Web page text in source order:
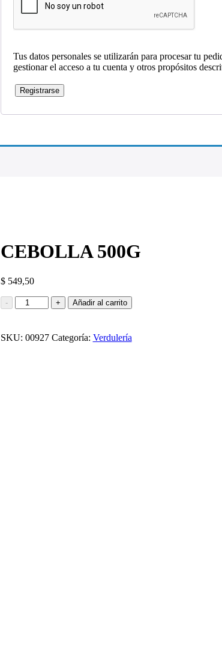
Tus datos personales se utilizarán para procesar tu
gestionar el acceso a tu cuenta y otros propósitos
Registrarse
CEBOLLA 500G
$549,50
-
CEBOLLA
500G
+ Añadir al carrito
SKU: 00927 Categoría: Verdulería